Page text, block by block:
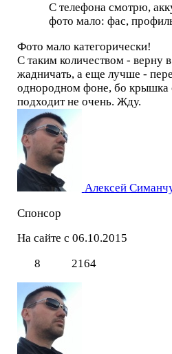
С телефона смотрю,
фото мало: фас,
Фото мало категорически!
С таким количеством - верну
жадничать, а еще лучше -
однородном фоне, бо крышка
подходит не очень. Жду.
Алексей
Спонсор
На сайте с 06.10.2015
8
2164